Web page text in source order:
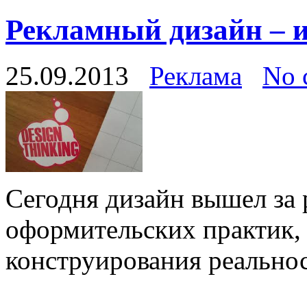
Рекламный дизайн –
25.09.2013 Реклама No
Сегодня дизайн вышел
оформительских
конструирования